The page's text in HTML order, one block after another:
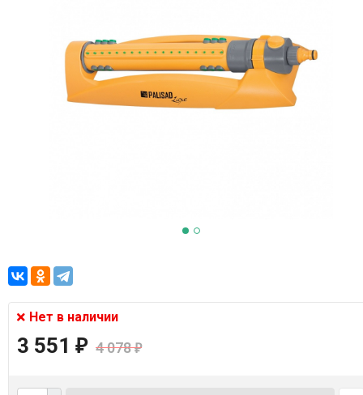
Нет в наличии
3 551 ₽ 4 078₽